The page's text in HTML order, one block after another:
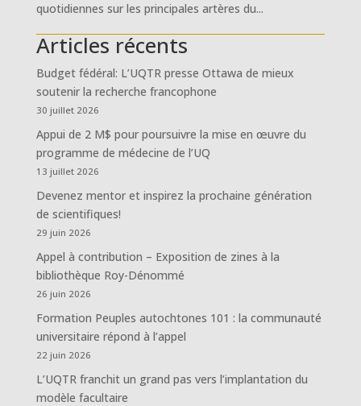
quotidiennes sur les principales artères du...
Articles récents
Budget fédéral: L’UQTR presse Ottawa de mieux
soutenir la recherche francophone
30 juillet 2026
Appui de 2 M$ pour poursuivre la mise en œuvre du
programme de médecine de l’UQ
13 juillet 2026
Devenez mentor et inspirez la prochaine génération
de scientifiques!
29 juin 2026
Appel à contribution – Exposition de zines à la
bibliothèque Roy-Dénommé
26 juin 2026
Formation Peuples autochtones 101 : la communauté
universitaire répond à l’appel
22 juin 2026
L’UQTR franchit un grand pas vers l’implantation du
modèle facultaire